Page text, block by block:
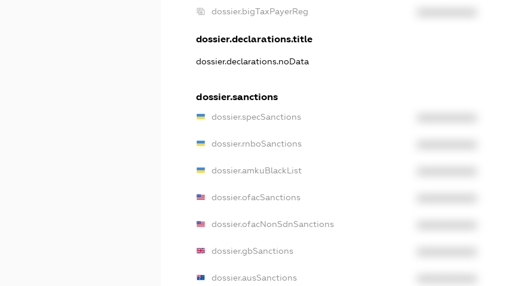
dossier.bigTaxPayerReg
dossier.declarations.title
dossier.declarations.noData
dossier.sanctions
dossier.specSanctions
dossier.rnboSanctions
dossier.amkuBlackList
dossier.ofacSanctions
dossier.ofacNonSdnSanctions
dossier.gbSanctions
dossier.ausSanctions